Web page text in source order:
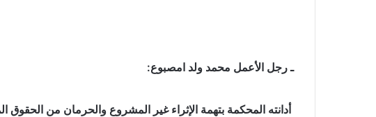
ـ رجل الأعمل محمد ولد امصبوع:
أدانته المحكمة بتهمة الإثراء غير المشروع والحرمان من الحقوق